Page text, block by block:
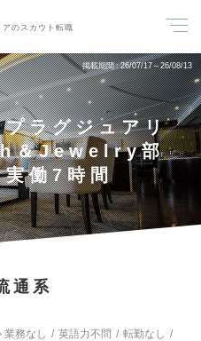
アのスカウト転職
掲載期間 26/07/17～26/08/13
ラグジュアリ
＆Jewelry部
働7時間
通系
業務なし 英語力不問
転勤なし